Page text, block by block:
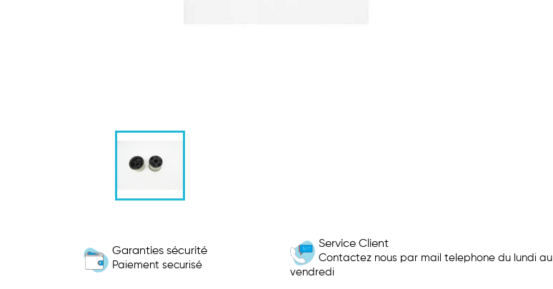
Garanties sécurité
Paiement securisé
Service Client
Contactez nous par mail telephone du lundi au
vendredi